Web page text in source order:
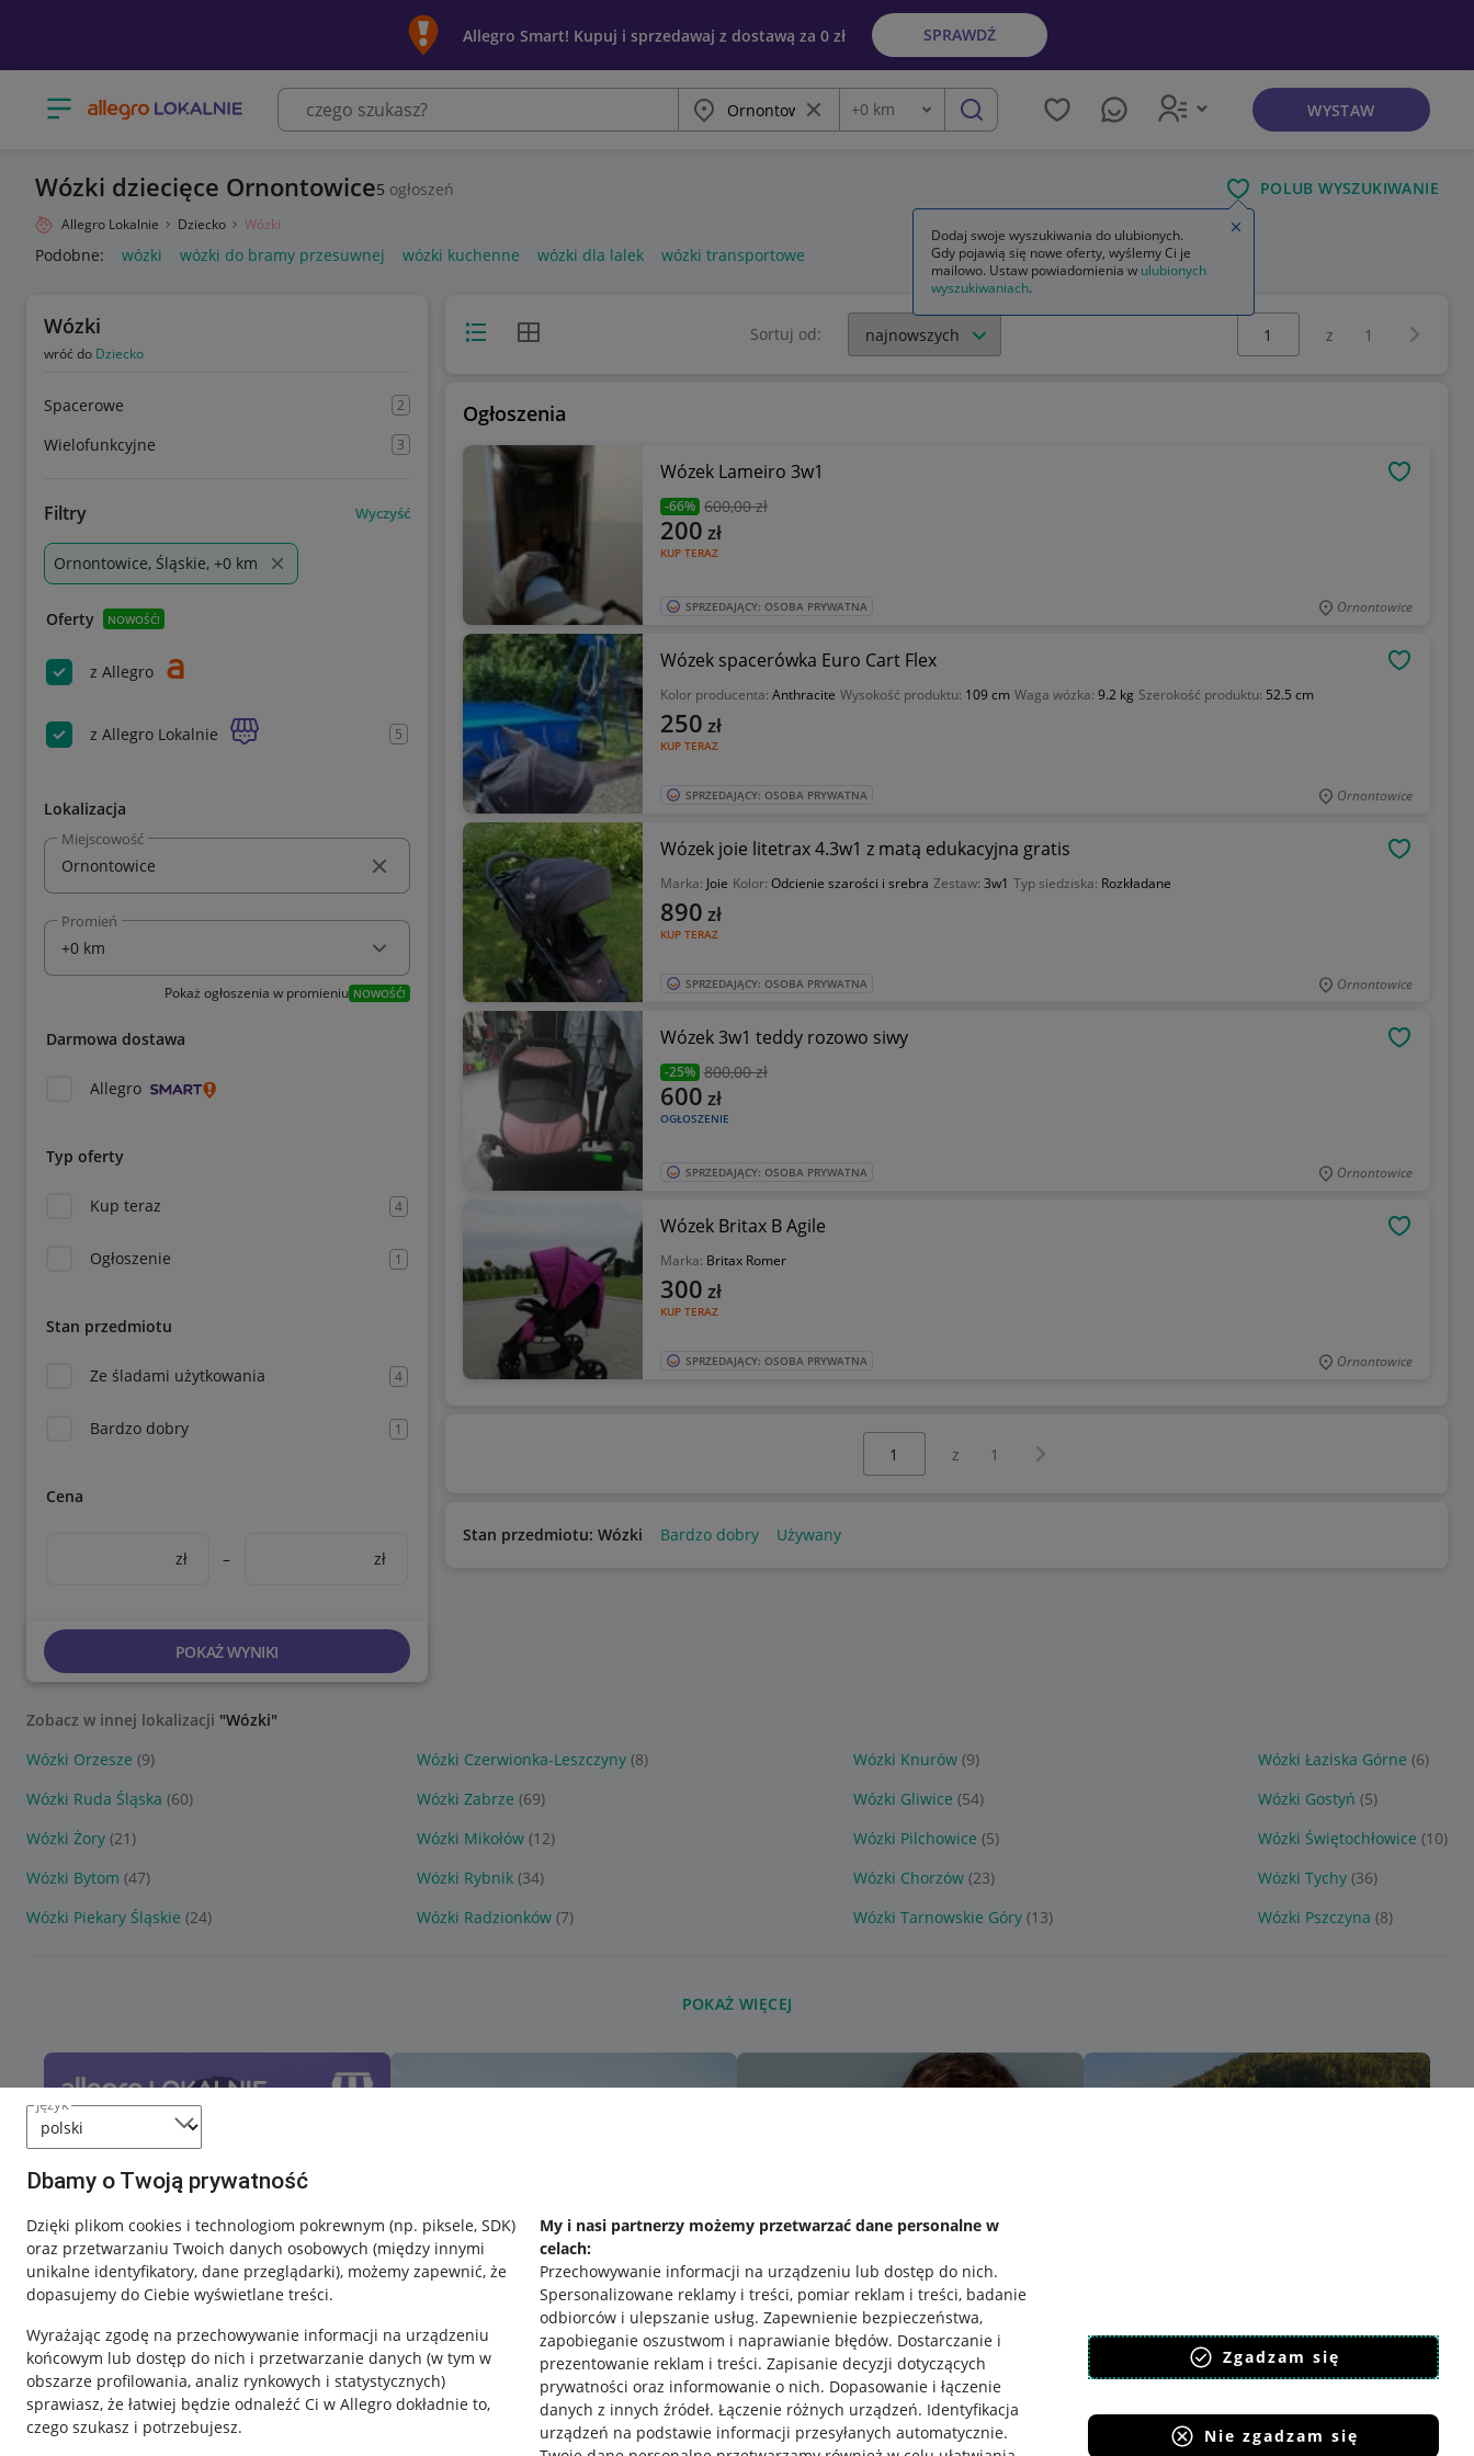
język
Dbamy o Twoją prywatność
Dzięki plikom cookies i technologiom pokrewnym (np. piksele, SDK)
oraz przetwarzaniu Twoich danych osobowych (między innymi
unikalne identyfikatory, dane przeglądarki), możemy zapewnić, że
dopasujemy do Ciebie wyświetlane treści.
Wyrażając zgodę na przechowywanie informacji na urządzeniu
końcowym lub dostęp do nich i przetwarzanie danych (w tym w
obszarze profilowania, analiz rynkowych i statystycznych)
sprawiasz, że łatwiej będzie odnaleźć Ci w Allegro dokładnie to,
czego szukasz i potrzebujesz.
My i nasi partnerzy możemy przetwarzać dane personalne w
celach:
Przechowywanie informacji na urządzeniu lub dostęp do nich.
Spersonalizowane reklamy i treści, pomiar reklam i treści, badanie
odbiorców i ulepszanie usług. Zapewnienie bezpieczeństwa,
zapobieganie oszustwom i naprawianie błędów. Dostarczanie i
prezentowanie reklam i treści. Zapisanie decyzji dotyczących
prywatności oraz informowanie o nich. Dopasowanie i łączenie
danych z innych źródeł. Łączenie różnych urządzeń. Identyfikacja
urządzeń na podstawie informacji przesyłanych automatycznie.
Zgadzam się
Nie zgadzam się
Allegro Smart! Kupuj i sprzedawaj z dostawą za 0 zł SPRAWDŹ
Otwórz menu z kategoriami Miasto Wyczyść frazę
Odległość
+0 km szukaj WYSTAW
Wózki dziecięce Ornontowice5 ogłoszeń POLUB WYSZUKIWANIE
Allegro Lokalnie Dziecko Wózki
Podobne: wózki wózki do bramy przesuwnej wózki kuchenne wózki dla lalek wózki transportowe
Wózki
wróć do Dziecko
Spacerowe 2
Wielofunkcyjne 3
Filtry Wyczyść
Ornontowice, Śląskie, +0 km
Oferty NOWOŚĆ!
z Allegro
z Allegro Lokalnie 5
Lokalizacja
Miejscowość
Promień
Pokaż ogłoszenia w promieniu NOWOŚĆ!
Darmowa dostawa
Allegro
Typ oferty
Kup teraz 4
Ogłoszenie 1
Stan przedmiotu
Ze śladami użytkowania 4
Bardzo dobry 1
Cena
zł – zł
POKAŻ WYNIKI
Widok listyWidok siatki Sortuj od:
Wybierz stronę:
z 1
Ogłoszenia
Wózek Lameiro 3w1
-66% 600,00 zł
KUP TERAZ
200 zł
SPRZEDAJĄCY: OSOBA PRYWATNA Ornontowice
Wózek spacerówka Euro Cart Flex
Kolor producenta: Anthracite Wysokość produktu: 109 cm Waga wózka: 9.2 kg Szerokość produktu: 52.5 cm
KUP TERAZ
250 zł
SPRZEDAJĄCY: OSOBA PRYWATNA Ornontowice
Wózek joie litetrax 4.3w1 z matą edukacyjna gratis
Marka: Joie Kolor: Odcienie szarości i srebra Zestaw: 3w1 Typ siedziska: Rozkładane
KUP TERAZ
890 zł
SPRZEDAJĄCY: OSOBA PRYWATNA Ornontowice
Wózek 3w1 teddy rozowo siwy
-25% 800,00 zł
OGŁOSZENIE
600 zł
SPRZEDAJĄCY: OSOBA PRYWATNA Ornontowice
Wózek Britax B Agile
Marka: Britax Romer
KUP TERAZ
300 zł
SPRZEDAJĄCY: OSOBA PRYWATNA Ornontowice
z 1 Następna strona
Stan przedmiotu: Wózki Bardzo dobry Używany
Zobacz w innej lokalizacji "Wózki"
Wózki Orzesze (9) Wózki Czerwionka-Leszczyny (8) Wózki Knurów (9) Wózki Łaziska Górne (6)
Wózki Ruda Śląska (60) Wózki Zabrze (69) Wózki Gliwice (54) Wózki Gostyń (5)
Wózki Żory (21) Wózki Mikołów (12) Wózki Pilchowice (5) Wózki Świętochłowice (10)
Wózki Bytom (47) Wózki Rybnik (34) Wózki Chorzów (23) Wózki Tychy (36)
Wózki Piekary Śląskie (24) Wózki Radzionków (7) Wózki Tarnowskie Góry (13) Wózki Pszczyna (8)
POKAŻ WIĘCEJ
Przydatne informacje Pobierz aplikację
Dodaj swoje wyszukiwania do ulubionych.
Gdy pojawią się nowe oferty, wyślemy Ci je
mailowo. Ustaw powiadomienia w ulubionych
wyszukiwaniach.
Zamknij wskazówkę